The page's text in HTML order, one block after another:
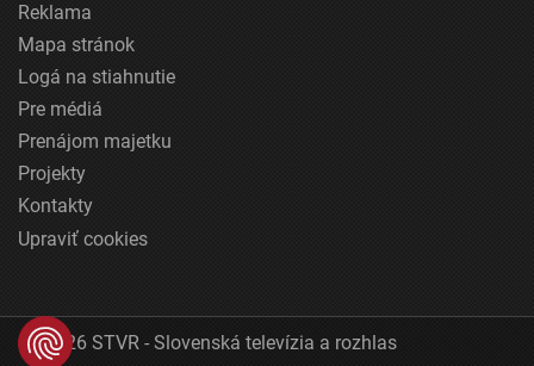
Reklama
Mapa stránok
Logá na stiahnutie
Pre médiá
Prenájom majetku
Projekty
Kontakty
Upraviť cookies
© 2026 STVR - Slovenská televízia a rozhlas